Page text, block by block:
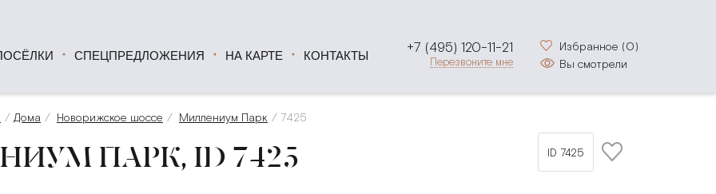
ПОСЁЛКИ СПЕЦПРЕДЛОЖЕНИЯ НА КАРТЕ КОНТАКТЫ
+7 (495) 120-11-21
Перезвоните мне
Избранное (0)
Вы смотрели
Дома Новорижское шоссе Миллениум Парк 7425
ПАРК, ID 7425 ID 7425